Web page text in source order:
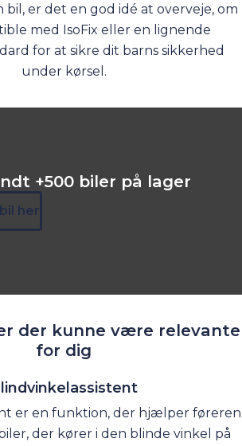
er det en god idé at overveje, om
med IsoFix eller en lignende
for at sikre dit barns sikkerhed
under kørsel.
+500 biler på lager
her
der kunne være relevante
for dig
er en funktion, der hjælper føreren
der kører i den blinde vinkel på